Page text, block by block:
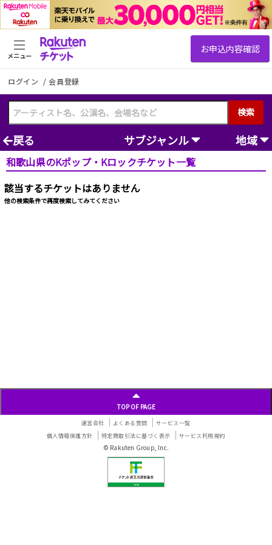
ログイン /会員登録
検索
メニュー
戻る サブジャンル 地域
和歌山県のKポップ・Kロックチケット一覧
該当するチケットはありません
他の検索条件で再度検索してみてください
TOP OF PAGE
運営会社 よくある質問
サービス一覧
個人情報保護方針
特定商取引法に基づく表示 サービス利用規約
© Rakuten Group, Inc.